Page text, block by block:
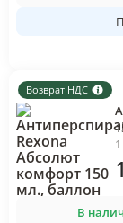
Возврат НДС
В